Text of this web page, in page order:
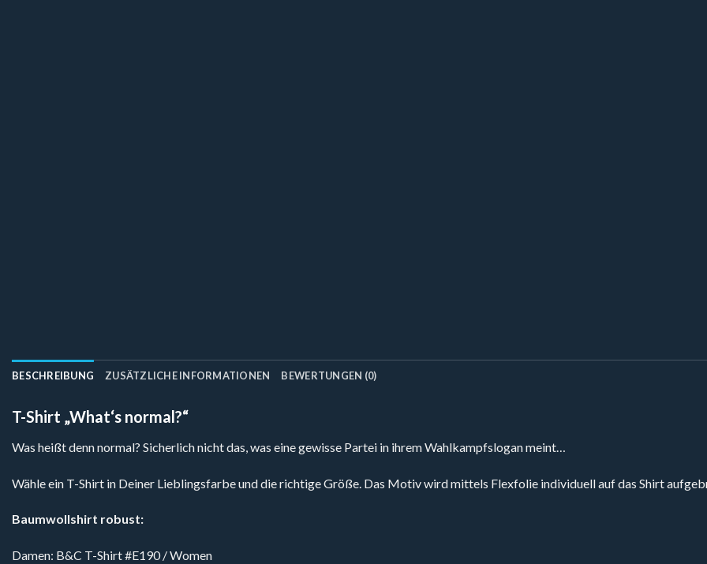
BESCHREIBUNG ZUSÄTZLICHE INFORMATIONEN BEWERTUNGEN (0)
T-Shirt „What‘s normal?“
Was heißt denn normal? Sicherlich nicht das, was eine gewisse Partei in ihrem Wahlkampfslogan meint…
Wähle ein T-Shirt in Deiner Lieblingsfarbe und die richtige Größe. Das Motiv wird mittels Flexfolie individuell auf das Shirt
Baumwollshirt robust:
Damen: B&C T-Shirt #E190 / Women